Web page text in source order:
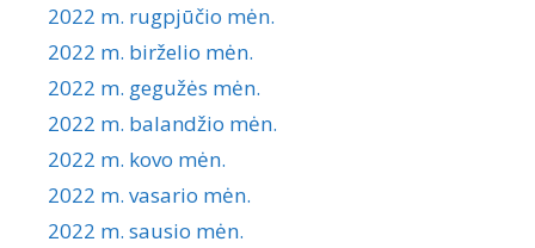
2022 m. rugpjūčio mėn.
2022 m. birželio mėn.
2022 m. gegužės mėn.
2022 m. balandžio mėn.
2022 m. kovo mėn.
2022 m. vasario mėn.
2022 m. sausio mėn.